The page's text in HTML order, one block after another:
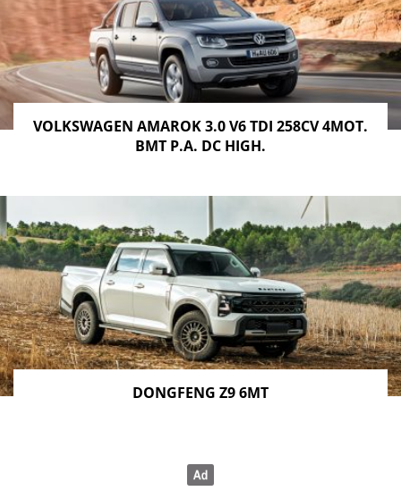
VOLKSWAGEN AMAROK 3.0 V6 TDI 258CV 4MOT.
BMT P.A. DC HIGH.
DONGFENG Z9 6MT